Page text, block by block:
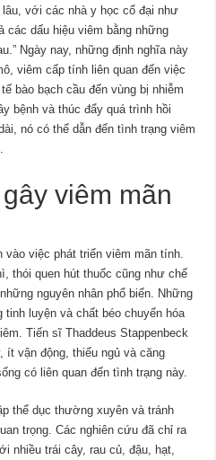
với các nhà y học cổ đại như
các dấu hiệu viêm bằng những
Ngày nay, những định nghĩa này
viêm cấp tính liên quan đến việc
bào bạch cầu đến vùng bị nhiễm
bệnh và thúc đẩy quá trình hồi
nó có thể dẫn đến tình trạng viêm
viêm mãn
vào việc phát triển viêm mãn tính.
thói quen hút thuốc cũng như chế
nguyên nhân phổ biến. Những
luyện và chất béo chuyển hóa
Tiến sĩ Thaddeus Stappenbeck
ít vận động, thiếu ngủ và căng
có liên quan đến tình trạng này.
thể dục thường xuyên và tránh
trọng. Các nghiên cứu đã chỉ ra
nhiều trái cây, rau củ, đậu, hạt,